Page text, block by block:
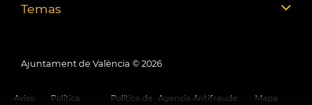
Temas
Ajuntament de València © 2026
Aviso
Política
Política de
Agencia Antifraude
Mapa